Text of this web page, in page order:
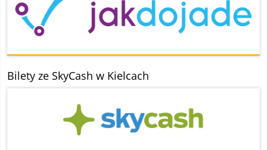
Bilety ze SkyCash w Kielcach